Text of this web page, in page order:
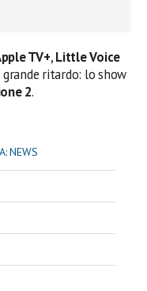
TV+,Little Voice
ritardo: lo show
2.
NEWS